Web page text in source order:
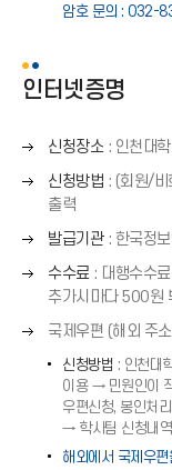
)
암호 문의 : 032-
인터넷증명
오
른
쪽
화
살
표
(
→
)
신청장소: 인천대학
오
른
쪽
화
살
표
(
→
)
신청방법 : (회원/비
출력
오
른
쪽
화
살
발급기관: 한국정
오
른
쪽
화
살
)
수수료: 대행수수
추가시마다 500원
오
국제우편 (해외 주
신청방법 : 인천대
이용 → 민원인이
우편신청, 봉인처
→ 학사팀 신청내
해외에서 국제우